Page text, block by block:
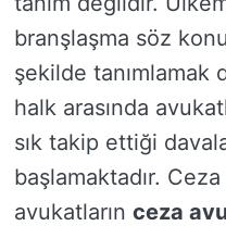
branşlaşma söz
şekilde tanımlamak
halk arasında
sık takip ettiği
başlamaktadır.
avukatların ceza